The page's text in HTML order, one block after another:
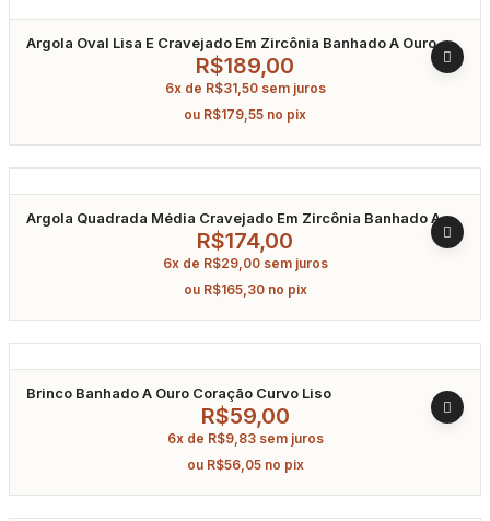
Argola Oval Lisa E Cravejado Em Zircônia Banhado A Ouro
R$189,00
6x de R$31,50 sem juros
ou R$179,55 no pix
Argola Quadrada Média Cravejado Em Zircônia Banhado A
R$174,00
6x de R$29,00 sem juros
ou R$165,30 no pix
Brinco Banhado A Ouro Coração Curvo Liso
R$59,00
6x de R$9,83 sem juros
ou R$56,05 no pix